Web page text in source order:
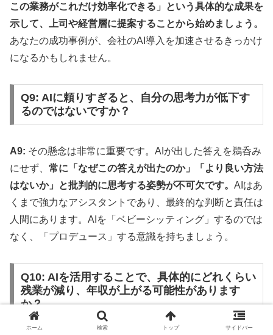
この業務がこれだけ効率化できる」という具体的な成果を
示して、上司や経営層に提案することから始めましょう。
あなたの成功事例が、会社のAI導入を加速させるきっかけ
になるかもしれません。
Q9: AIに頼りすぎると、自分の思考力が低下す
るのではないですか？
A9: その懸念は非常に重要です。AIが出した答えを鵜呑み
にせず、 常に「なぜこの答えが出たのか」「より良い方法
はないか」と批判的に思考する姿勢が不可欠です。 AIはあ
くまで強力なアシスタントであり、最終的な判断と責任は
人間にあります。AIを「ベビーシッティング」するのでは
なく、「プロデュース」する意識を持ちましょう。
Q10: AIを活用することで、具体的にどれくらい
残業が減り、年収が上がる可能性があります
か？
ホーム 検索 トップ サイドバー